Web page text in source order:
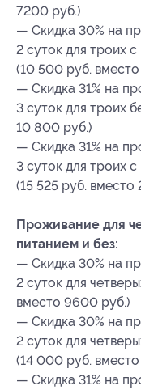
7200 руб.)
— Скидка 30% на
2 суток для троих
(10 500 руб.
— Скидка 31% на
3 суток для троих
10 800 руб.)
— Скидка 31% на
3 суток для троих
(15 525 руб. вместо
Проживание для
питанием и без:
— Скидка 30% на
2 суток для
вместо 9600 руб.)
— Скидка 30% на
2 суток для
(14 000 руб.
— Скидка 31% на